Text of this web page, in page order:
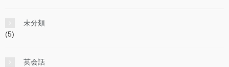
未分類
(5)
英会話